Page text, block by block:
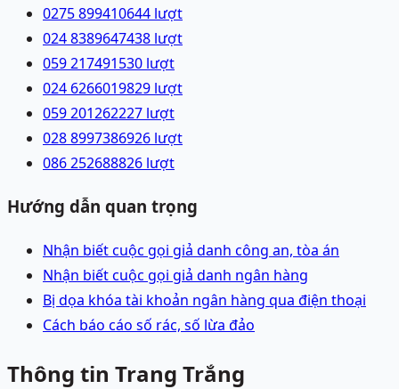
0275 899410644 lượt
024 8389647438 lượt
059 217491530 lượt
024 6266019829 lượt
059 201262227 lượt
028 8997386926 lượt
086 252688826 lượt
Hướng dẫn quan trọng
Nhận biết cuộc gọi giả danh công an, tòa án
Nhận biết cuộc gọi giả danh ngân hàng
Bị dọa khóa tài khoản ngân hàng qua điện thoại
Cách báo cáo số rác, số lừa đảo
Thông tin Trang Trắng